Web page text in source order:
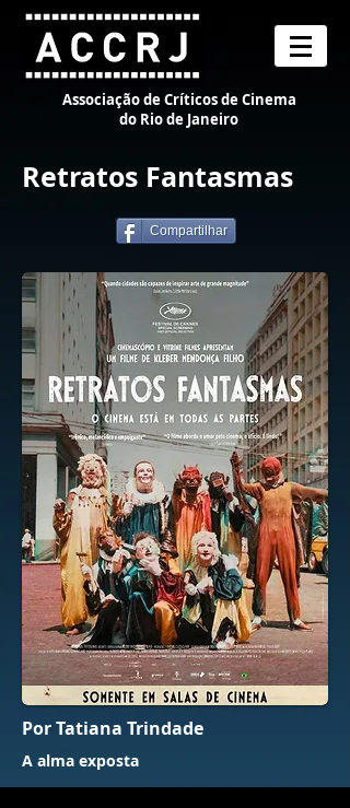
Associação de Críticos de Cinema
do Rio de Janeiro
Retratos Fantasmas
Compartilhar
Por Tatiana Trindade
A alma exposta